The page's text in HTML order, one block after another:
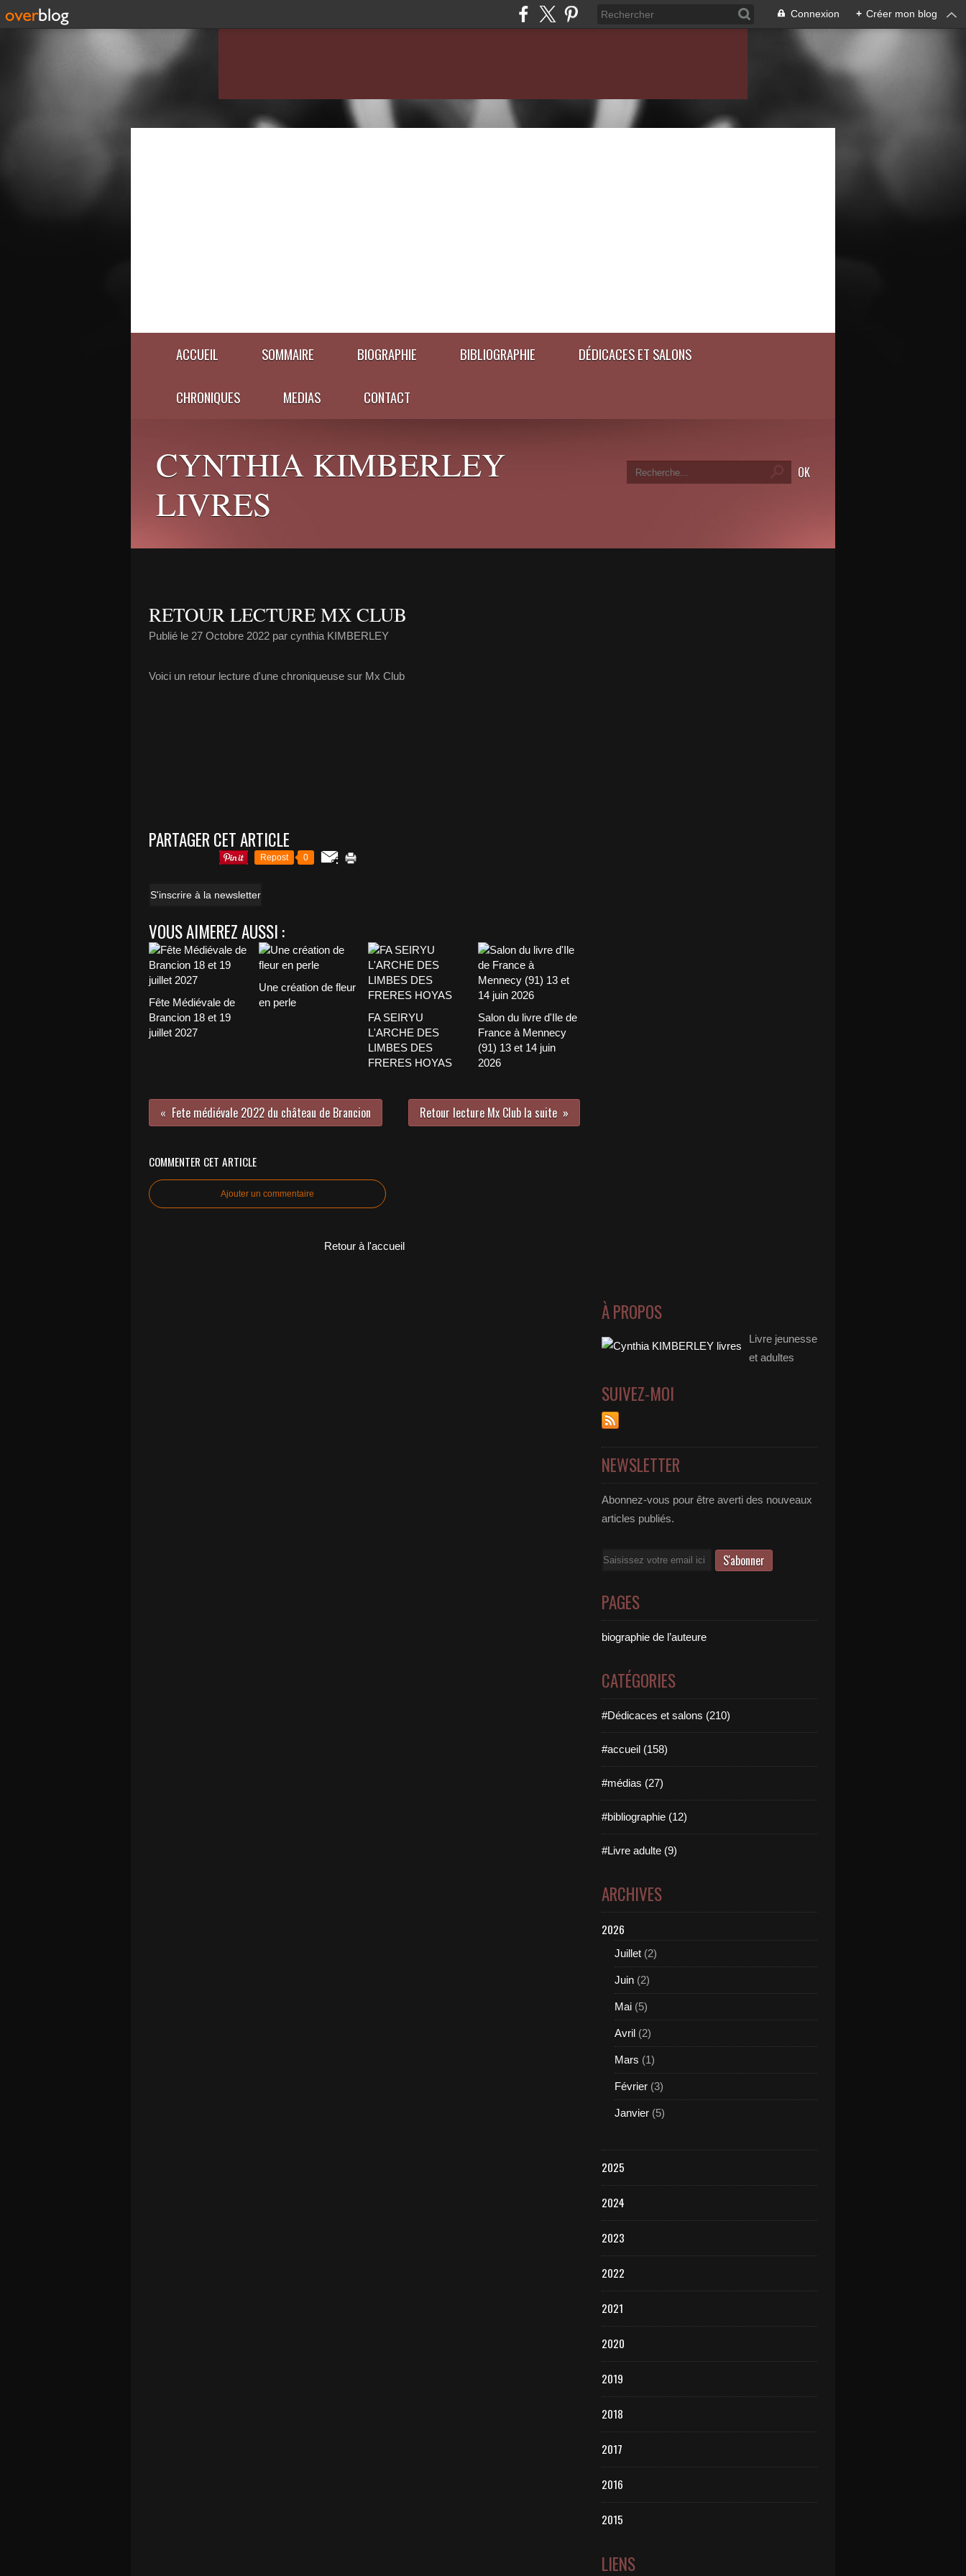
Connexion + Créer mon blog
ACCUEIL SOMMAIRE BIOGRAPHIE BIBLIOGRAPHIE DÉDICACES ET SALONS
CHRONIQUES MEDIAS CONTACT
CYNTHIA KIMBERLEY
LIVRES
RETOUR LECTURE MX CLUB
Publié le 27 Octobre 2022 par cynthia KIMBERLEY
Voici un retour lecture d'une chroniqueuse sur Mx Club
PARTAGER CET ARTICLE
Repost 0
S'inscrire à la newsletter
VOUS AIMEREZ AUSSI :
Fête Médiévale de
Brancion 18 et 19
juillet 2027
Une création de fleur
en perle
FA SEIRYU
L'ARCHE DES
LIMBES DES
FRERES HOYAS
Salon du livre d'Ile de
France à Mennecy
(91) 13 et 14 juin
2026
Fete médiévale 2022 du château de Brancion Retour lecture Mx Club la suite
COMMENTER CET ARTICLE
Ajouter un commentaire
Retour à l'accueil
À PROPOS
Livre jeunesse
et adultes
SUIVEZ-MOI
NEWSLETTER
Abonnez-vous pour être averti des nouveaux
articles publiés.
Email
PAGES
biographie de l’auteure
CATÉGORIES
#Dédicaces et salons (210)
#accueil (158)
#médias (27)
#bibliographie (12)
#Livre adulte (9)
ARCHIVES
2026
Juillet (2)
Juin (2)
Mai (5)
Avril (2)
Mars (1)
Février (3)
Janvier (5)
2025
2024
2023
2022
2021
2020
2019
2018
2017
2016
2015
LIENS